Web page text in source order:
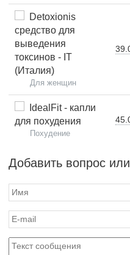
Detoxionis
средство для
выведения
токсинов - IT
(Италия)
Для женщин
IdealFit - капли
для похудения
Похудение
Добавить вопрос